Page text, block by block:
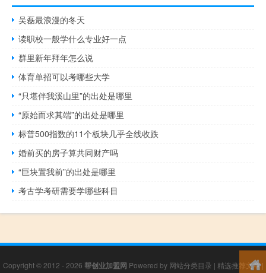
吴磊最浪漫的冬天
读职校一般学什么专业好一点
群里新年拜年怎么说
体育单招可以考哪些大学
“只堪伴我溪山里”的出处是哪里
“原始而求其端”的出处是哪里
标普500指数的11个板块几乎全线收跌
婚前买的房子算共同财产吗
“巨块置我前”的出处是哪里
考古学考研需要学哪些科目
Copyright © 2012 - 2026 帮创业加盟网 Powered by 网站分类目录 | 精选推荐文章|